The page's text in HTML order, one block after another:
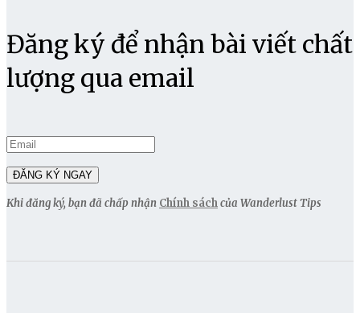
Đăng ký để nhận bài viết chất
lượng qua email
Khi đăng ký, bạn đã chấp nhận Chính sáchcủa Wanderlust Tips